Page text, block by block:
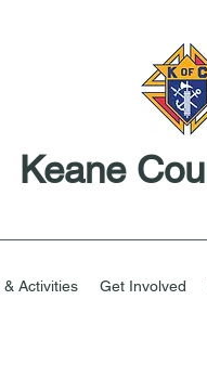
Keane
Activities Get Involved